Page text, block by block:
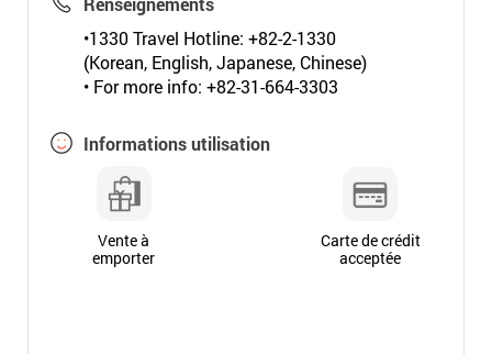
•1330 Travel Hotline: +82-2-1330
(Korean, English, Japanese, Chinese)
• For more info: +82-31-664-3303
Informations utilisation
Vente à
emporter
Carte de crédit
acceptée